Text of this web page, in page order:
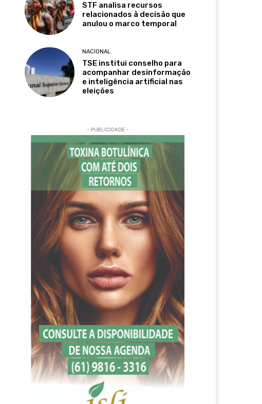
STF analisa recursos
relacionados à decisão que
anulou o marco temporal
NACIONAL
TSE institui conselho para
acompanhar desinformação
e inteligência artificial nas
eleições
- PUBLICIDADE -